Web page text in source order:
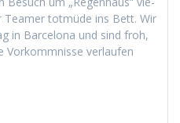
Team­er tot­müde ins Bett. Wir
in Barcelona und sind froh,
Vorkomm­nisse ver­laufen